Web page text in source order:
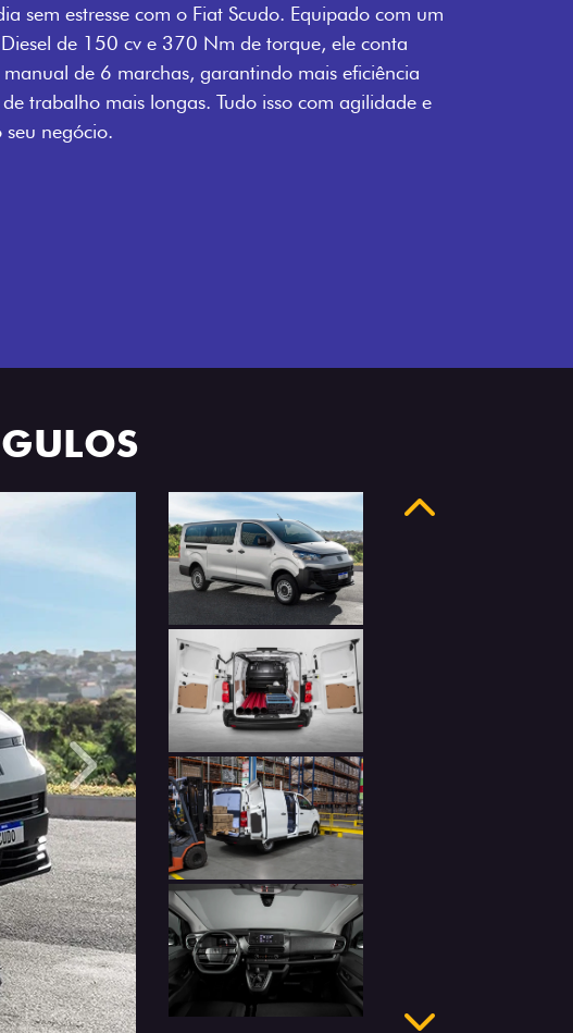
sem estresse com o Fiat Scudo. Equipado com um
de 150 cv e 370 Nm de torque, ele conta
de 6 marchas, garantindo mais eficiência
trabalho mais longas. Tudo isso com agilidade e
negócio.
Próximo
Anterior